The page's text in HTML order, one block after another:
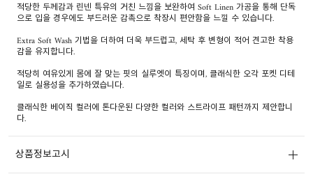
적당한 두께감과 린넨 특유의 거친 느낌을 보완하여 Soft Linen 가공을 통해 단독
으로 입을 경우에도 부드러운 감촉으로 착장시 편안함을 느낄 수 있습니다.
Extra Soft Wash 기법을 더하여 더욱 부드럽고, 세탁 후 변형이 적어 견고한 착용
감을 유지합니다.
적당히 여유있게 몸에 잘 맞는 핏의 실루엣이 특징이며, 클래식한 오각 포켓 디테
일로 실용성을 추가하였습니다.
클래식한 베이직 컬러에 톤다운된 다양한 컬러와 스트라이프 패턴까지 제안합니
다.
상품정보고시